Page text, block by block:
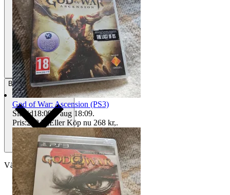
BetalningVia Tradera
Välj till köparskydd
God of War: Ascension (PS3)
Sluttid18:09 9 aug 18:09.
Pris:258 kr ,Eller Köp nu 268 kr,.